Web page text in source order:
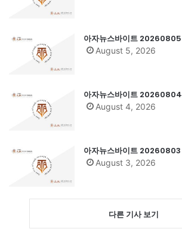
아자뉴스바이트 20260805
August 5, 2026
아자뉴스바이트 20260804
August 4, 2026
아자뉴스바이트 20260803
August 3, 2026
다른 기사 보기